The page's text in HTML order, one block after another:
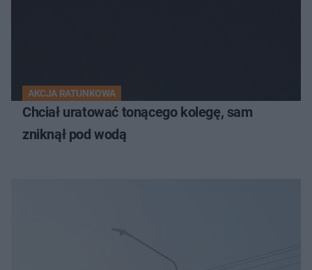
AKCJA RATUNKOWA
Chciał uratować tonącego kolegę, sam
zniknął pod wodą